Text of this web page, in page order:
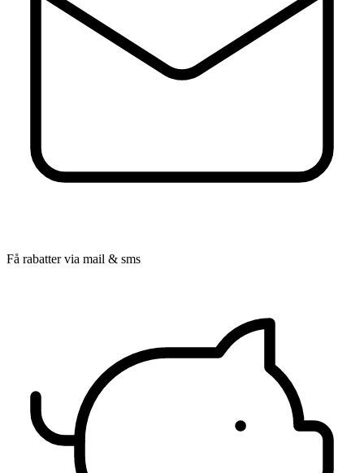
Få rabatter via mail & sms